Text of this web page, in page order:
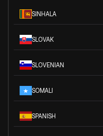
SINHALA
SLOVAK
SLOVENIAN
SOMALI
SPANISH